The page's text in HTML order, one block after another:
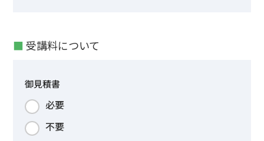
■ 受講料について
御見積書
必要
不要